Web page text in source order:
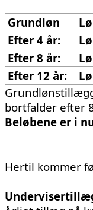
Grundløn
Efter 4 år:
Efter 8 år:
Efter 12 år:
bortfalder efter
Beløbene
Hertil kommer